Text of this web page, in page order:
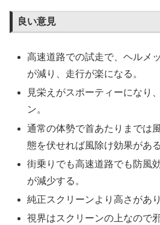
良い意見
高速道路での試走で、ヘルメ
が減り、走行が楽になる。
見栄えがスポーティーになり
ン。
通常の体勢で首あたりまでは
態を伏せれば風除け効果がある
街乗りでも高速道路でも防風
が減少する。
純正スクリーンより高さがあ
視界はスクリーンの上なので